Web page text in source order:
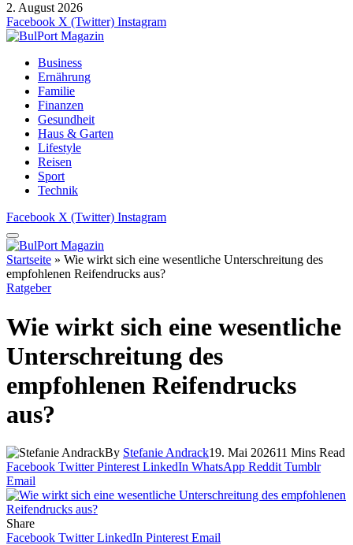
2. August 2026
Facebook X (Twitter) Instagram
Business
Ernährung
Familie
Finanzen
Gesundheit
Haus & Garten
Lifestyle
Reisen
Sport
Technik
Facebook X (Twitter) Instagram
Startseite » Wie wirkt sich eine wesentliche Unterschreitung des
empfohlenen Reifendrucks aus?
Ratgeber
Wie wirkt sich eine wesentliche
Unterschreitung des
empfohlenen Reifendrucks
aus?
By Stefanie Andrack19. Mai 202611 Mins Read
Facebook Twitter Pinterest LinkedIn WhatsApp Reddit Tumblr
Email
Share
Facebook Twitter LinkedIn Pinterest Email